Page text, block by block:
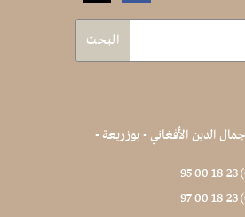
الدين الأفغاني - بوزريعة -